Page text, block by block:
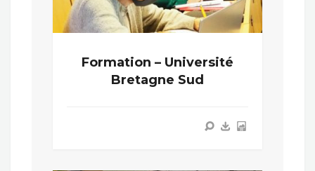
Formation – Université
Bretagne Sud